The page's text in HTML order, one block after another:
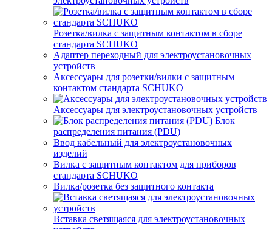
Розетка/вилка с защитным контактом в сборе
стандарта SCHUKO
Адаптер переходный для электроустановочных
устройств
Аксессуары для розетки/вилки с защитным
контактом стандарта SCHUKO
Аксессуары для электроустановочных устройств
Блок
распределения питания (PDU)
Ввод кабельный для электроустановочных
изделий
Вилка с защитным контактом для приборов
стандарта SCHUKO
Вилка/розетка без защитного контакта
Вставка светящаяся для электроустановочных